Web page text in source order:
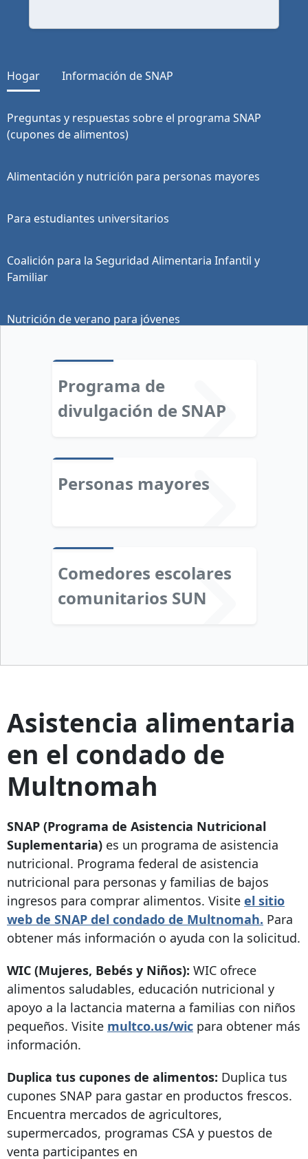
Hogar Información de SNAP
Preguntas y respuestas sobre el programa SNAP
(cupones de alimentos)
Alimentación y nutrición para personas mayores
Para estudiantes universitarios
Coalición para la Seguridad Alimentaria Infantil y
Familiar
Nutrición de verano para jóvenes
Programa de
divulgación de SNAP
Personas mayores
Comedores escolares
comunitarios SUN
Asistencia alimentaria
en el condado de
Multnomah
SNAP (Programa de Asistencia Nutricional
Suplementaria) es un programa de asistencia
nutricional. Programa federal de asistencia
nutricional para personas y familias de bajos
ingresos para comprar alimentos. Visite el sitio
web de SNAP del condado de Multnomah. Para
obtener más información o ayuda con la solicitud.
WIC (Mujeres, Bebés y Niños): WIC ofrece
alimentos saludables, educación nutricional y
apoyo a la lactancia materna a familias con niños
pequeños. Visite multco.us/wic para obtener más
información.
Duplica tus cupones de alimentos: Duplica tus
cupones SNAP para gastar en productos frescos.
Encuentra mercados de agricultores,
supermercados, programas CSA y puestos de
venta participantes en